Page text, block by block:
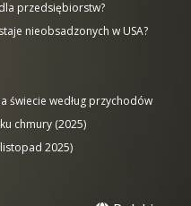
przedsiębiorstw?
nieobsadzonych w USA?
świecie według przychodów
chmury (2025)
2025)